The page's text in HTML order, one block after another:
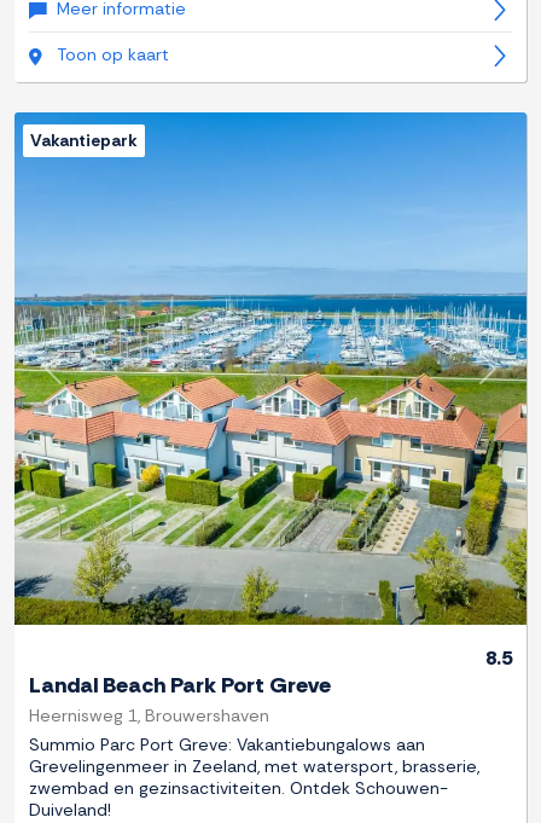
Meer informatie
Toon op kaart
Previous Next
Vakantiepark
8.5
Landal Beach Park Port Greve
Heernisweg 1, Brouwershaven
Summio Parc Port Greve: Vakantiebungalows aan
Grevelingenmeer in Zeeland, met watersport, brasserie,
zwembad en gezinsactiviteiten. Ontdek Schouwen-
Duiveland!